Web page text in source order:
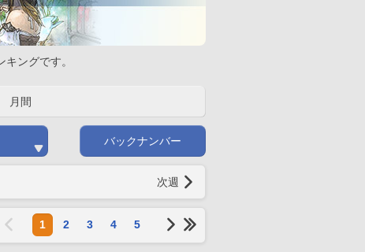
ングです。
月間
バックナンバー
次週
1 2 3 4 5